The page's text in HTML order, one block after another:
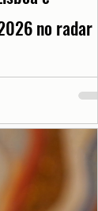
no radar